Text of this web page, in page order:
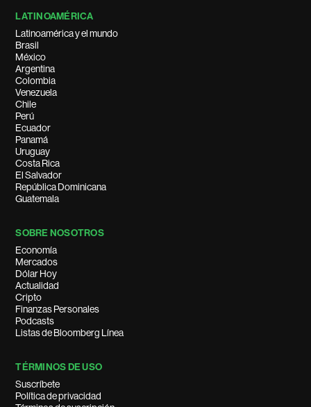
LATINOAMÉRICA
Latinoamérica y el mundo
Brasil
México
Argentina
Colombia
Venezuela
Chile
Perú
Ecuador
Panamá
Uruguay
Costa Rica
El Salvador
República Dominicana
Guatemala
SOBRE NOSOTROS
Economía
Mercados
Dólar Hoy
Actualidad
Cripto
Finanzas Personales
Podcasts
Listas de Bloomberg Línea
TÉRMINOS DE USO
Suscríbete
Política de privacidad